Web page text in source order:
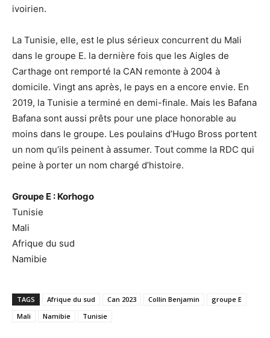
ivoirien.
La Tunisie, elle, est le plus sérieux concurrent du Mali
dans le groupe E. la dernière fois que les Aigles de
Carthage ont remporté la CAN remonte à 2004 à
domicile. Vingt ans après, le pays en a encore envie. En
2019, la Tunisie a terminé en demi-finale. Mais les Bafana
Bafana sont aussi prêts pour une place honorable au
moins dans le groupe. Les poulains d’Hugo Bross portent
un nom qu’ils peinent à assumer. Tout comme la RDC qui
peine à porter un nom chargé d’histoire.
Groupe E : Korhogo
Tunisie
Mali
Afrique du sud
Namibie
TAGS Afrique du sud Can 2023 Collin Benjamin
groupe E
Mali
Namibie Tunisie